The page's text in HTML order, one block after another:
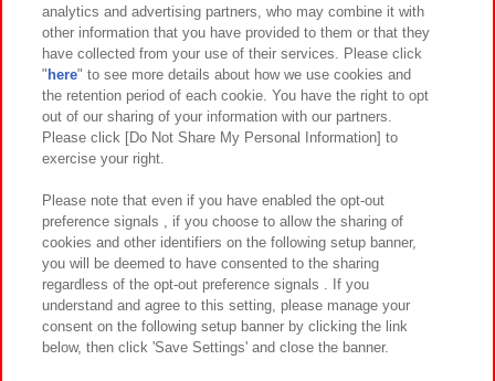
関連会社 サステナビリティ サイトポリシー
プライバシーポリシー ウェブアクセシビリティ方針と検証結果
お取引先さまとともに
カスタマーハラスメント対応方針 よくあるご質問・お問い合わせ
©Bandai Namco Amusement Inc.
analytics and advertising partners, who may combine it with
other information that you have provided to them or that they
have collected from your use of their services. Please click
" here" to see more details about how we use cookies and
the retention period of each cookie. You have the right to opt
out of our sharing of your information with our partners.
Please click [Do Not Share My Personal Information] to
exercise your right.
Please note that even if you have enabled the opt-out
preference signals , if you choose to allow the sharing of
cookies and other identifiers on the following setup banner,
you will be deemed to have consented to the sharing
regardless of the opt-out preference signals . If you
understand and agree to this setting, please manage your
consent on the following setup banner by clicking the link
below, then click 'Save Settings' and close the banner.